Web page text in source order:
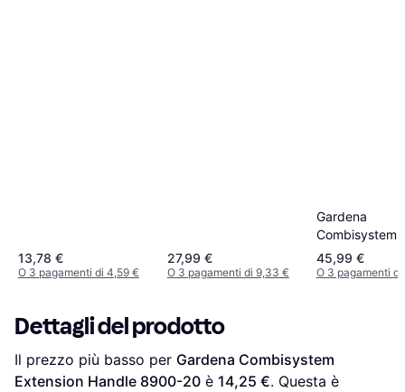
13,78 €
O 3 pagamenti di 4,59 €
27,99 €
O 3 pagamenti di 9,33 €
Gardena
Combisystem
Telescopic
3721-20
45,99 €
O 3 pagamenti
Dettagli del prodotto
Il prezzo più basso per Gardena Combisystem
Extension Handle 8900-20 è 14,25 €. Questa è